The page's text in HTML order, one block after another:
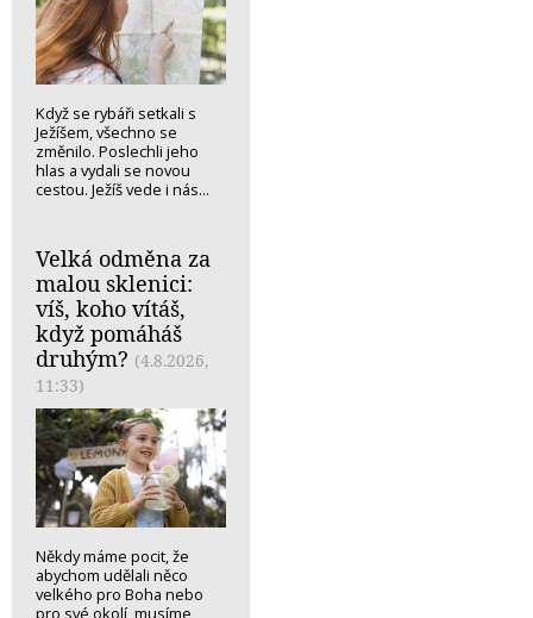
Když se rybáři setkali s
Ježíšem, všechno se
změnilo. Poslechli jeho
hlas a vydali se novou
cestou. Ježíš vede i nás...
Velká odměna za
malou sklenici:
víš, koho vítáš,
když pomáháš
druhým? (4.8.2026,
11:33)
Někdy máme pocit, že
abychom udělali něco
velkého pro Boha nebo
pro své okolí, musíme